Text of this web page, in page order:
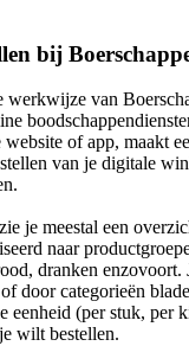
bij
werkwijze van
website of app, maakt
van je digitale
je meestal een
naar
dranken enzovoort.
door categorieën
eenheid (per stuk, per
wilt bestellen.